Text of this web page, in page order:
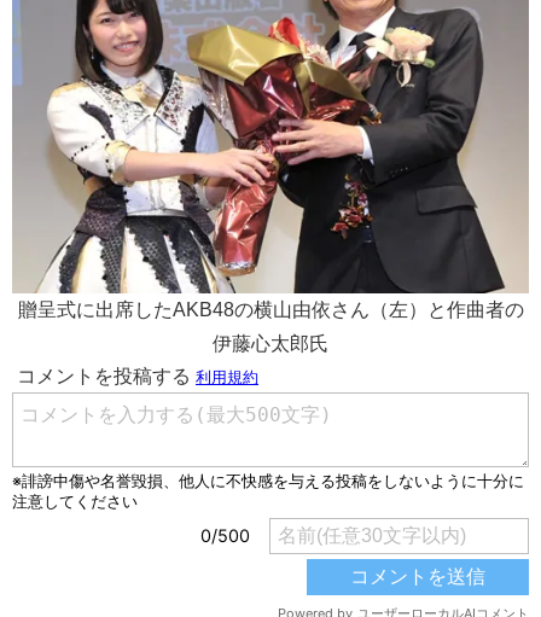
贈呈式に出席したAKB48の横山由依さん（左）と作曲者の
伊藤心太郎氏